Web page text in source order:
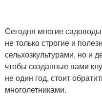
Сегодня многие садоводы
не только строгие и
сельхозкультурами, но и
чтобы созданные вами
не один год, стоит
многолетниками.